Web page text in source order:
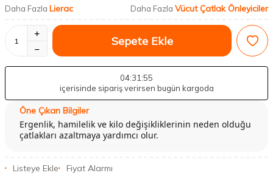
Daha Fazla Lierac Daha Fazla Vücut Çatlak Önleyiciler
Sepete Ekle
04:31:54
içerisinde sipariş verirsen bugün kargoda
Öne Çıkan Bilgiler
Ergenlik, hamilelik ve kilo değişikliklerinin neden olduğu
çatlakları azaltmaya yardımcı olur.
Listeye Ekle Fiyat Alarmı